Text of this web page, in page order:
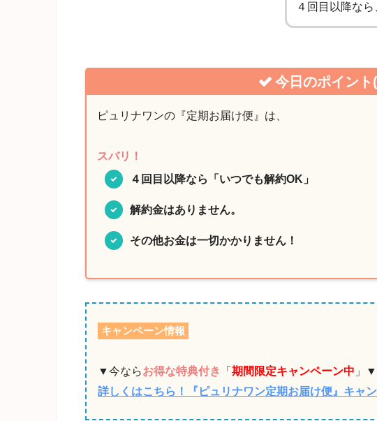
４回目以降なら
今日のポイント
ピュリナワンの『定期お届け便』は、
スバリ！
４回目以降なら「いつでも解約OK」
解約金はありません。
その他お金は一切かかりません！
キャンペーン情報
▼今ならお得な特典付き 「期間限定キャンペーン中 」▼
詳しくはこちら！『ピュリナワン定期お届け便』キャ